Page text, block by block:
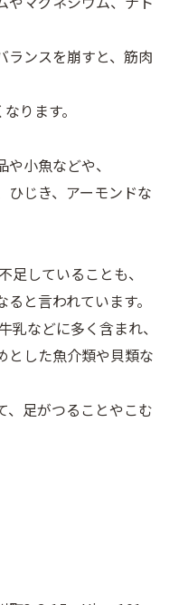
ランスを崩すと、筋肉
ります。
小魚などや、
ひじき、アーモンドな
足していることも、
と言われています。
乳などに多く含まれ、
とした魚介類や貝類な
、足がつることやこむ